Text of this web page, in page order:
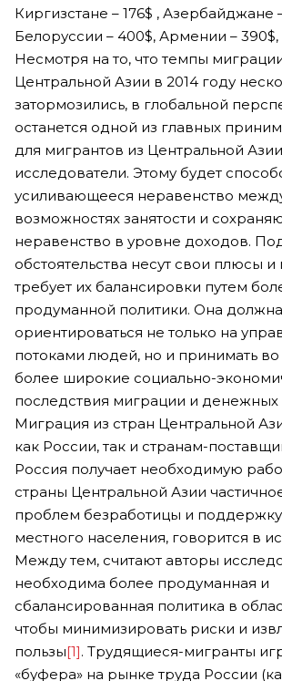
Киргизстане – 176$ , Азербайджане
Белоруссии – 400$, Армении – 390$,
Несмотря на то, что темпы
Центральной Азии в 2014 году
затормозились, в глобальной
останется одной из главных
для мигрантов из Центральной
исследователи. Этому будет
усиливающееся неравенство
возможностях занятости и
неравенство в уровне доходов.
обстоятельства несут свои плюсы и
требует их балансировки путем
продуманной политики. Она должна
ориентироваться не только на
потоками людей, но и принимать
более широкие социально-
последствия миграции и
Миграция из стран Центральной
как России, так и странам-
Россия получает необходимую
страны Центральной Азии
проблем безработицы и
местного населения, говорится в
Между тем, считают авторы
необходима более продуманная и
сбалансированная политика в
чтобы минимизировать риски и
пользы[1]. Трудящиеся-мигранты
«буфера» на рынке труда России